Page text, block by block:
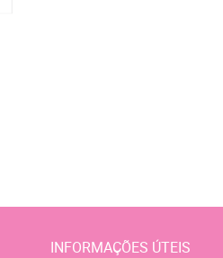
INFORMAÇÕES ÚTEIS